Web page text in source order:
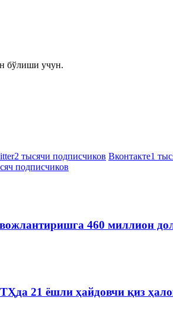
бўлиши учун.
2 тысячи подписчиков Вконтакте1
подписчиков
460 миллион
21 ёшли ҳайдовчи қиз